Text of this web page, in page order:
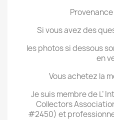
Provenance
Si vous avez des
les photos si dessous
en
Vous achetez la
Je suis membre de L’
Collectors
#2450) et